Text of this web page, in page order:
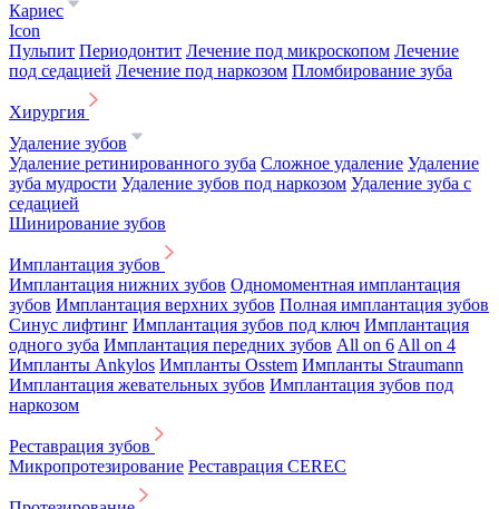
Кариес
Icon
Пульпит Периодонтит Лечение под микроскопом Лечение
под седацией Лечение под наркозом Пломбирование зуба
Хирургия
Удаление зубов
Удаление ретинированного зуба Сложное удаление Удаление
зуба мудрости Удаление зубов под наркозом Удаление зуба с
седацией
Шинирование зубов
Имплантация зубов
Имплантация нижних зубов Одномоментная имплантация
зубов Имплантация верхних зубов Полная имплантация зубов
Синус лифтинг Имплантация зубов под ключ Имплантация
одного зуба Имплантация передних зубов All on 6 All on 4
Импланты Ankylos Импланты Osstem Импланты Straumann
Имплантация жевательных зубов Имплантация зубов под
наркозом
Реставрация зубов
Микропротезирование Реставрация CEREC